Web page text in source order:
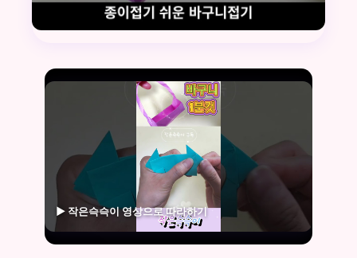
▶ 작은슥슥이 영상으로 따라하기